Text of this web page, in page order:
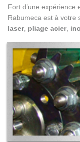
Fort d’une expérience
Rabumeca est à votre
laser, pliage acier,